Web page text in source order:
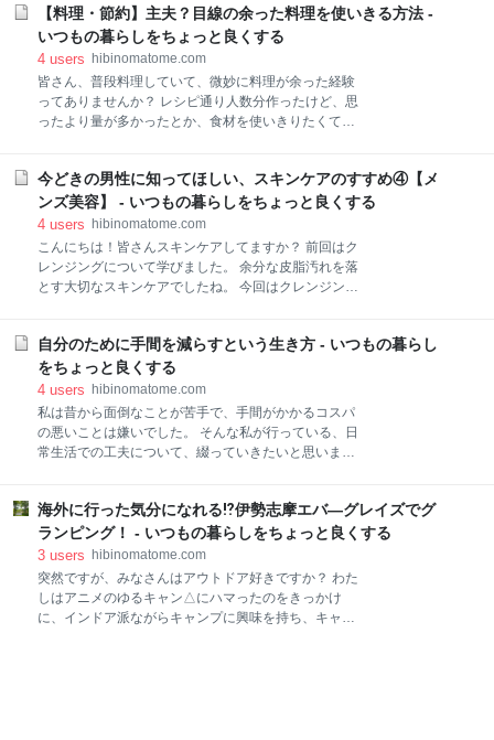
ティのトレスターは売らずに限界突破 これすごく重要
なのですが、低レアリティのトレスターは売却しては
いけません！ 実は、強化素材を+5限界突破していると
スペース「ルーム」の参加方法と利用の仕方 このアプ
リのメリット 気軽に活用できる 疲れないSNSとして
芸能人などの有名な方の会話を聞ける 活用する上で注
意したいこと 知らない人の招待は受けない 会話を録音
され流出する恐れがある やめられなくて中毒・依存症
になることも ログインしていることを忘れて会話 ある
で創業したAlpha Explorationにより、2020年3月にリ
リースされたアプリになります。 2021年2月時点で
は、まだi
【料理・節約】主夫？目線の余った料理を使いきる方法 -
いつもの暮らしをちょっと良くする
4 users
hibinomatome.com
皆さん、普段料理していて、微妙に料理が余った経験
ってありませんか？ レシピ通り人数分作ったけど、思
ったより量が多かったとか、食材を使いきりたくて作
を紹介したいと思います。 ちなみに私は主夫ではない
ですが、大学生のときからずっとチラシを調べて、安
い食材を買い、料理を作り続けているので、気持ち的
には主夫だと思っています。 【目次】 考え方の実例
【3点】 ひじきの煮物 チキンのトマト煮 大根とツナの
煮物 料理が余ったときに意識していること ちょっとし
にそちらを紹介します。 ひじきの煮物 乾燥ひじき1袋
と五目豆1パウチを使って作ったお手軽ひじきの煮物
です。 乾燥ひじきのため、作ってみると思ったより量
がで
今どきの男性に知ってほしい、スキンケアのすすめ④【メ
ンズ美容】 - いつもの暮らしをちょっと良くする
4 users
hibinomatome.com
こんにちは！皆さんスキンケアしてますか？ 前回はク
レンジングについて学びました。 余分な皮脂汚れを落
とす大切なスキンケアでしたね。 今回はクレンジング
やり方 洗浄力の見分け方 洗顔料の種類 1．フォームタ
イプ 2．ジェルタイプ 3．泡タイプ 4．石鹸タイプ 5．
ミルクタイプ 6．W洗顔タイプ 洗顔の目的 洗顔の目的
は、皮脂や汗など体から出る汚れや、細かなチリやゴ
ミなどの汚れを落とすことです。 この洗顔をおこなわ
ないと、毛穴などに汚れが溜まってしまい、ニキビや
でしょうか？ ただ、やみくもに洗顔をすればいいわけ
ではないので、正しい知識を得て、あなたが望む肌を
目指しましょう！ 基本的な洗顔や
自分のために手間を減らすという生き方 - いつもの暮らし
をちょっと良くする
4 users
hibinomatome.com
私は昔から面倒なことが苦手で、手間がかかるコスパ
の悪いことは嫌いでした。 そんな私が行っている、日
常生活での工夫について、綴っていきたいと思いま
作り置き 手磨きより電動歯ブラシ 使わないものは売る
か捨てる 将来導入したいこと 服はたたまない まず一
つ目ですが、私は服を片づけるのに基本的にたたみま
せん。 服を片づけるには、ハンガーからはずして、た
たんで、運んで、ケース等に収納するという作業が発
生します。 これ、服が少なくても面倒だと感じるんで
海外に行った気分になれる⁉伊勢志摩エバ―グレイズでグ
ランピング！ - いつもの暮らしをちょっと良くする
3 users
hibinomatome.com
突然ですが、みなさんはアウトドア好きですか？ わた
しはアニメのゆるキャン△にハマったのをきっかけ
に、インドア派ながらキャンプに興味を持ち、キャン